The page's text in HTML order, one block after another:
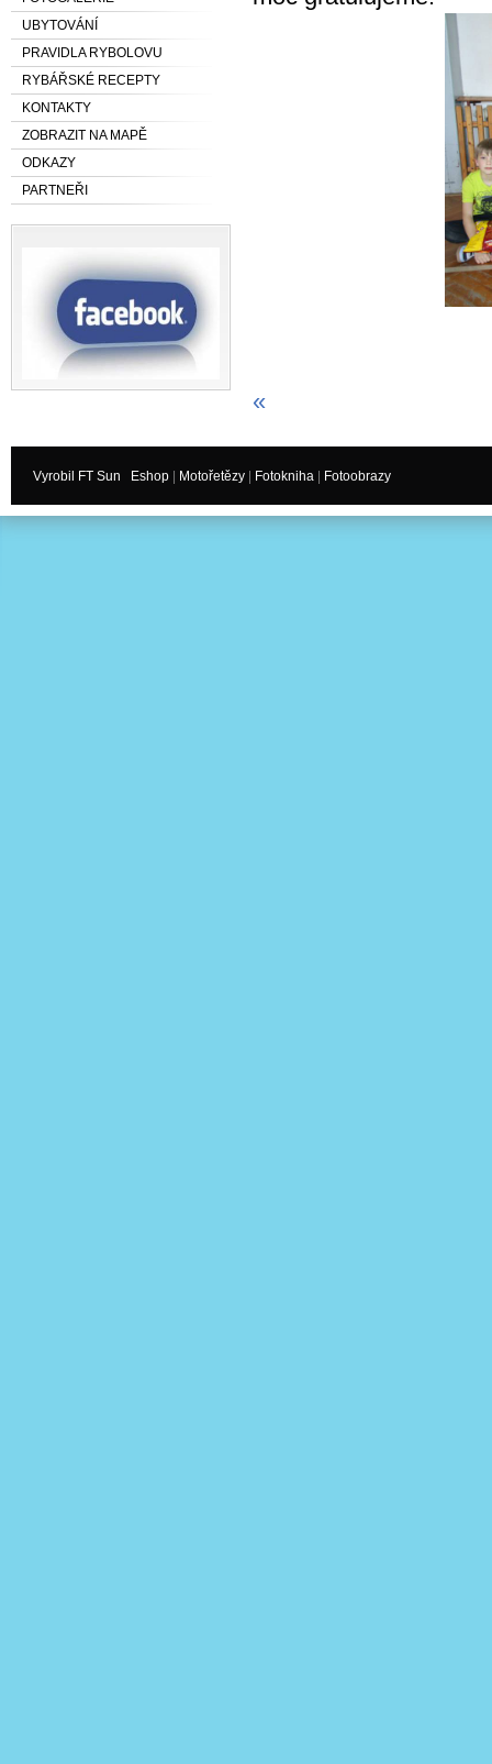
UBYTOVÁNÍ
PRAVIDLA RYBOLOVU
RYBÁŘSKÉ RECEPTY
KONTAKTY
ZOBRAZIT NA MAPĚ
ODKAZY
PARTNEŘI
«
Vyrobil FT Sun Eshop Motořetězy Fotokniha Fotoobrazy